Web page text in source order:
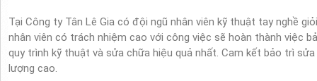
Tại Công ty Tân Lê Gia có đội ngũ nhân viên kỹ thuật tay nghề
nhân viên có trách nhiệm cao với công việc sẽ hoàn thành việc
quy trình kỹ thuật và sửa chữa hiệu quả nhất. Cam kết bảo trì
lượng cao.